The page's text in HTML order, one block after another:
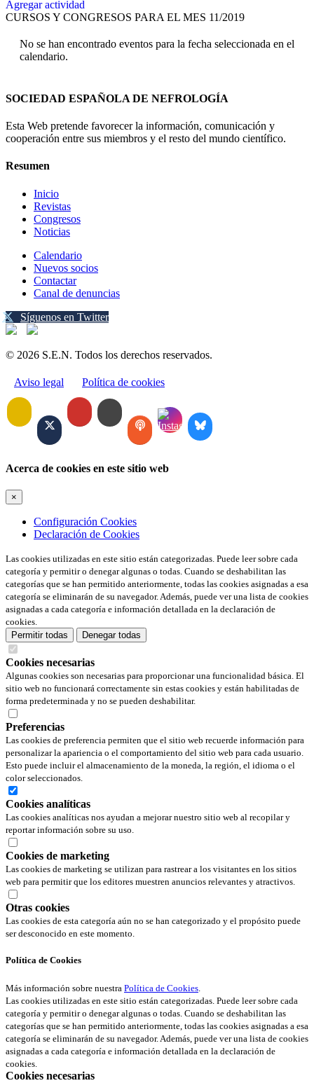
Agregar actividad
CURSOS Y CONGRESOS PARA EL MES 11/2019
No se han encontrado eventos para la fecha seleccionada en el
calendario.
SOCIEDAD ESPAÑOLA DE NEFROLOGÍA
Esta Web pretende favorecer la información, comunicación y
cooperación entre sus miembros y el resto del mundo científico.
Resumen
Inicio
Revistas
Congresos
Noticias
Calendario
Nuevos socios
Contactar
Canal de denuncias
Síguenos en Twitter
© 2026 S.E.N. Todos los derechos reservados.
Aviso legal Política de cookies
Acerca de cookies en este sitio web
×
Configuración Cookies
Declaración de Cookies
Las cookies utilizadas en este sitio están categorizadas. Puede leer sobre cada
categoría y permitir o denegar algunas o todas. Cuando se deshabilitan las
categorías que se han permitido anteriormente, todas las cookies asignadas a esa
categoría se eliminarán de su navegador. Además, puede ver una lista de cookies
asignadas a cada categoría e información detallada en la declaración de
cookies.
Permitir todas
Denegar todas
Cookies necesarias
Algunas cookies son necesarias para proporcionar una funcionalidad básica. El
sitio web no funcionará correctamente sin estas cookies y están habilitadas de
forma predeterminada y no se pueden deshabilitar.
Preferencias
Las cookies de preferencia permiten que el sitio web recuerde información para
personalizar la apariencia o el comportamiento del sitio web para cada usuario.
Esto puede incluir el almacenamiento de la moneda, la región, el idioma o el
color seleccionados.
Cookies analíticas
Las cookies analíticas nos ayudan a mejorar nuestro sitio web al recopilar y
reportar información sobre su uso.
Cookies de marketing
Las cookies de marketing se utilizan para rastrear a los visitantes en los sitios
web para permitir que los editores muestren anuncios relevantes y atractivos.
Otras cookies
Las cookies de esta categoría aún no se han categorizado y el propósito puede
ser desconocido en este momento.
Política de Cookies
Más información sobre nuestra Política de Cookies.
Las cookies utilizadas en este sitio están categorizadas. Puede leer sobre cada
categoría y permitir o denegar algunas o todas. Cuando se deshabilitan las
categorías que se han permitido anteriormente, todas las cookies asignadas a esa
categoría se eliminarán de su navegador. Además, puede ver una lista de cookies
asignadas a cada categoría e información detallada en la declaración de
cookies.
Cookies necesarias